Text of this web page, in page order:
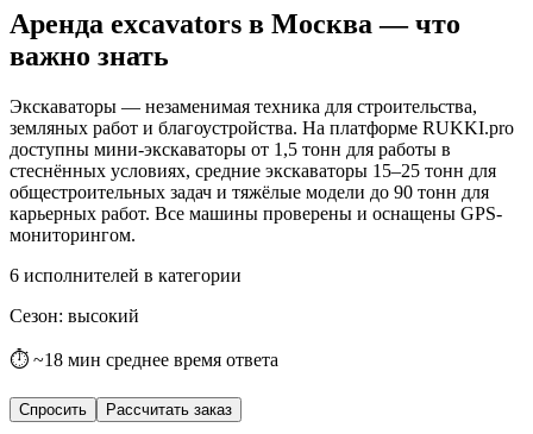
Аренда excavators в Москва — что
важно знать
Экскаваторы — незаменимая техника для строительства,
земляных работ и благоустройства. На платформе RUKKI.pro
доступны мини-экскаваторы от 1,5 тонн для работы в
стеснённых условиях, средние экскаваторы 15–25 тонн для
общестроительных задач и тяжёлые модели до 90 тонн для
карьерных работ. Все машины проверены и оснащены GPS-
мониторингом.
6 исполнителей в категории
Сезон: высокий
⏱ ~18 мин среднее время ответа
Спросить Рассчитать заказ